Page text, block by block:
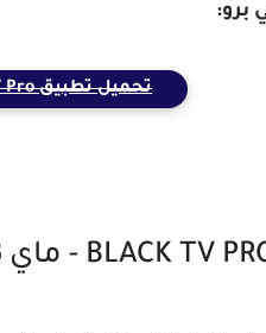
برو:
تحميل تطبيق Black TV Pro